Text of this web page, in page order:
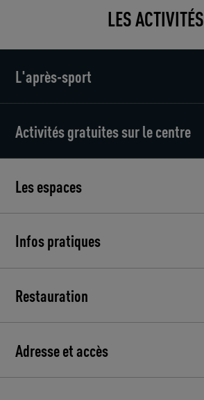
LES ACTIVITÉS
L'après-sport
Activités gratuites sur le centre
Les espaces
Infos pratiques
Restauration
Adresse et accès